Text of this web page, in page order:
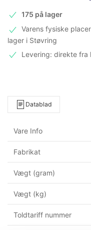
175 på lager
Varens fysiske
lager i Støvring
Levering: direkte fra
Datablad
Vare Info
Fabrikat
Vægt (gram)
Vægt (kg)
Toldtariff nummer